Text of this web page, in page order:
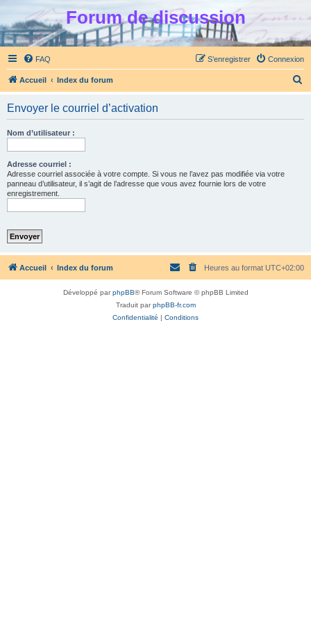
Forum de discussion
FAQ Connexion
S’enregistrer
Accueil Index du forum
Envoyer le courriel d’activation
Nom d’utilisateur :
Adresse courriel :
Adresse courriel associée à votre compte. Si vous ne l’avez pas modifiée via votre
panneau d’utilisateur, il s’agit de l’adresse que vous avez fournie lors de votre
enregistrement.
Accueil Index du forum Heures au format UTC+02:00
Développé parphpBB® Forum Software © phpBB Limited
Traduit parphpBB-fr.com
Confidentialité | Conditions